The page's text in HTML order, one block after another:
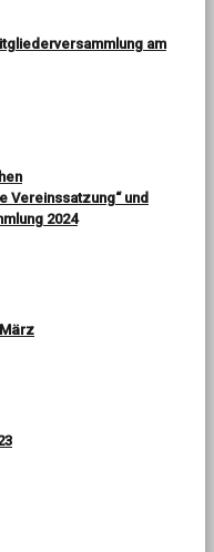
am
Vereinssatzung“ und
2024